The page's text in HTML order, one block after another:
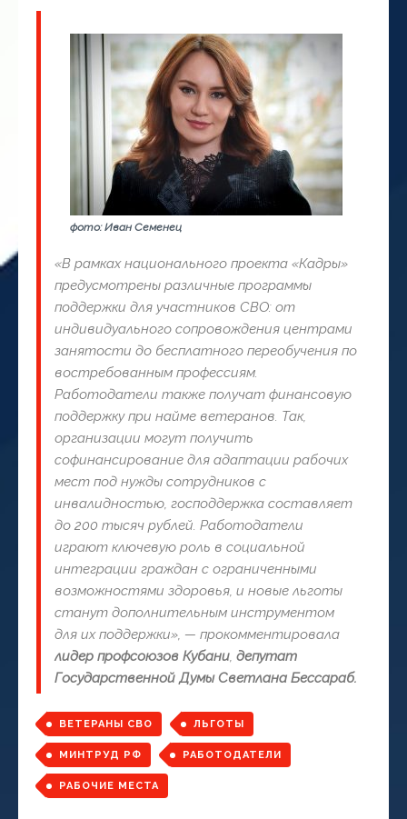
фото: Иван Семенец
«В рамках национального проекта «Кадры»
предусмотрены различные программы
поддержки для участников СВО: от
индивидуального сопровождения центрами
занятости до бесплатного переобучения по
востребованным профессиям.
Работодатели также получат финансовую
поддержку при найме ветеранов. Так,
организации могут получить
софинансирование для адаптации рабочих
мест под нужды сотрудников с
инвалидностью, господдержка составляет
до 200 тысяч рублей. Работодатели
играют ключевую роль в социальной
интеграции граждан с ограниченными
возможностями здоровья, и новые льготы
станут дополнительным инструментом
для их поддержки», — прокомментировала
лидер профсоюзов Кубани, депутат
Государственной Думы Светлана Бессараб.
ВЕТЕРАНЫ СВО ЛЬГОТЫ
МИНТРУД РФ РАБОТОДАТЕЛИ
РАБОЧИЕ МЕСТА